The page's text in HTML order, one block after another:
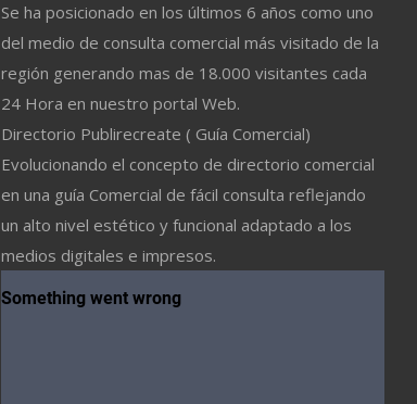
Se ha posicionado en los últimos 6 años como uno
del medio de consulta comercial más visitado de la
región generando mas de 18.000 visitantes cada
24 Hora en nuestro portal Web.
Directorio Publirecreate ( Guía Comercial)
Evolucionando el concepto de directorio comercial
en una guía Comercial de fácil consulta reflejando
un alto nivel estético y funcional adaptado a los
medios digitales e impresos.